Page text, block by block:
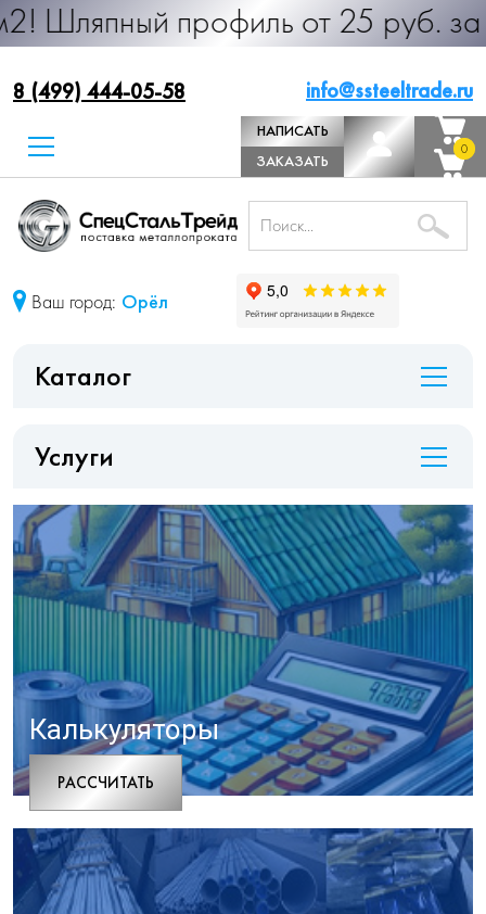
профиль от 25 руб. за м.п.
8 (499) 444-05-58 info@ssteeltrade.ru
НАПИСАТЬ
ДИРЕКТОРУ
ЗАКАЗАТЬ
ЗВОНОК
0
0
Ваш город: Орёл
Каталог
Услуги
Калькуляторы
РАCСЧИТАТЬ